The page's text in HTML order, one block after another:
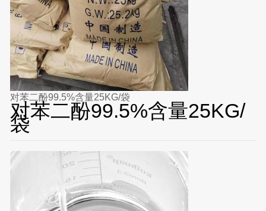
对苯二酚99.5%含量25KG/袋
对苯二酚99.5%含量25KG/
袋